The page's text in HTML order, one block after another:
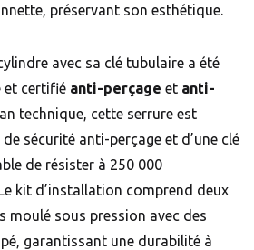
préservant son esthétique.
avec sa clé tubulaire a été
et certifié anti-perçage et anti-
technique, cette serrure est
sécurité anti-perçage et d’une clé
de résister à 250 000
kit d’installation comprend deux
moulé sous pression avec des
garantissant une durabilité à